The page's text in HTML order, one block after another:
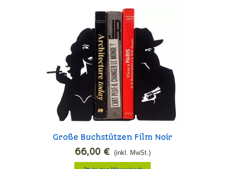
Große Buchstützen Film Noir
66,00 € (inkl. MwSt.)